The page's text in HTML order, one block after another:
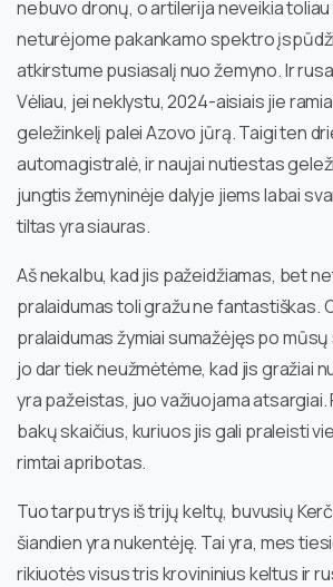
nebuvo dronų, o artilerija neveikia toliau
neturėjome pakankamo spektro
atkirstume pusiasalį nuo žemyno. Ir
Vėliau, jei neklystu, 2024-aisiais jie
geležinkelį palei Azovo jūrą. Taigi ten
automagistralė, ir naujai nutiestas
jungtis žemyninėje dalyje jiems labai
tiltas yra siauras.
Aš nekalbu, kad jis pažeidžiamas, bet
pralaidumas toli gražu ne fantastiškas.
pralaidumas žymiai sumažėjęs po
jo dar tiek neužmėtėme, kad jis gražiai
yra pažeistas, juo važiuojama atsargiai.
bakų skaičius, kuriuos jis gali praleisti
rimtai apribotas.
Tuo tarpu trys iš trijų keltų, buvusių
šiandien yra nukentėję. Tai yra, mes
rikiuotės visus tris krovininius keltus ir